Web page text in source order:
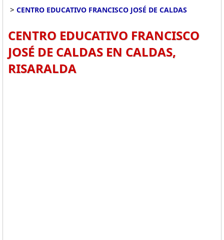
> CENTRO EDUCATIVO FRANCISCO JOSÉ DE CALDAS
CENTRO EDUCATIVO FRANCISCO
JOSÉ DE CALDAS EN CALDAS,
RISARALDA